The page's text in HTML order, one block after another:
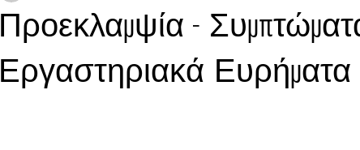
Προεκλαμψία -
Εργαστηριακά Ευρήματα